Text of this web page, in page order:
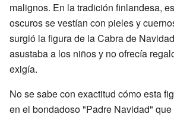
malignos. En la tradición finlandesa,
oscuros se vestían con pieles y
surgió la figura de la Cabra de
asustaba a los niños y no ofrecía
exigía.
No se sabe con exactitud cómo esta
en el bondadoso "Padre Navidad"